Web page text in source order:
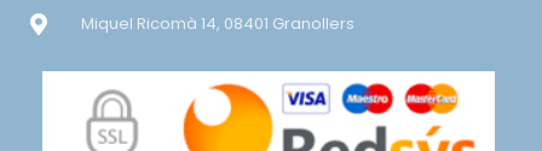
Miquel Ricomà 14, 08401 Granollers